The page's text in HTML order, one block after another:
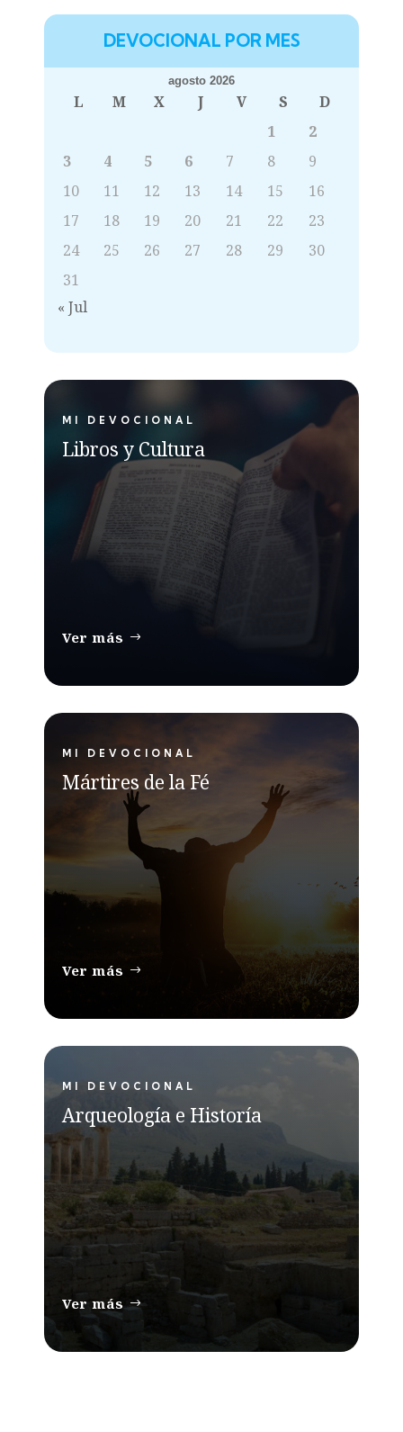
DEVOCIONAL POR MES
agosto 2026
L M X J V S
D
1
2
3
4 5 6 7 8
9
10
11 12 13 14 15
16
17
18 19 20 21 22
23
24
25 26 27 28 29
30
31
« Jul
MI DEVOCIONAL
Libros y Cultura
Ver más
MI DEVOCIONAL
Mártires de la Fé
Ver más
MI DEVOCIONAL
Arqueología e Historía
Ver más